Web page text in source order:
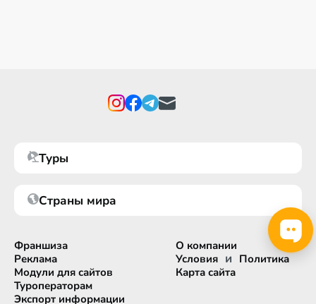
Туры
Страны мира
Франшиза
Реклама
Модули для сайтов
Туроператорам
Экспорт информации
О компании
Условия и Политика
Карта сайта